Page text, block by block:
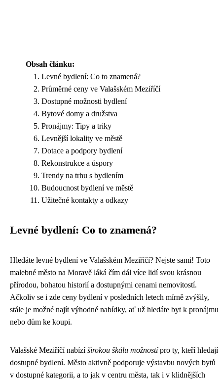
Obsah článku:
Levné bydlení: Co to znamená?
Průměrné ceny ve Valašském Meziříčí
Dostupné možnosti bydlení
Bytové domy a družstva
Pronájmy: Tipy a triky
Levnější lokality ve městě
Dotace a podpory bydlení
Rekonstrukce a úspory
Trendy na trhu s bydlením
Budoucnost bydlení ve městě
Užitečné kontakty a odkazy
Levné bydlení: Co to znamená?
Hledáte levné bydlení ve Valašském Meziříčí? Nejste sami! Toto
malebné město na Moravě láká čím dál více lidí svou krásnou
přírodou, bohatou historií a dostupnými cenami nemovitostí.
Ačkoliv se i zde ceny bydlení v posledních letech mírně zvýšily,
stále je možné najít výhodné nabídky, ať už hledáte byt k pronájmu
nebo dům ke koupi.
Valašské Meziříčí nabízíširokou škálu možnostípro ty, kteří hledají
dostupné bydlení. Město aktivně podporuje výstavbu nových bytů
v dostupné kategorii, a to jak v centru města, tak i v klidnějších